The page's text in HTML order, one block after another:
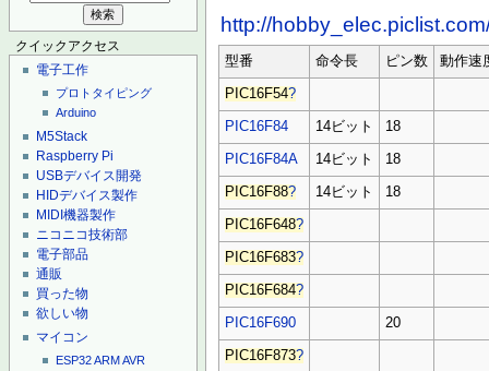
クイックアクセス
電子工作
プロトタイピング
Arduino
M5Stack
Raspberry Pi
USBデバイス開発
HIDデバイス製作
MIDI機器製作
ニコニコ技術部
電子部品
通販
買った物
欲しい物
マイコン
ESP32ARMAVR
http://
型番 命令長 ピン数 動作速
PIC16F54?
PIC16F84 14ビット 18
PIC16F84A 14ビット 18
PIC16F88? 14ビット 18
PIC16F648?
PIC16F683?
PIC16F684?
PIC16F690 20
PIC16F873?